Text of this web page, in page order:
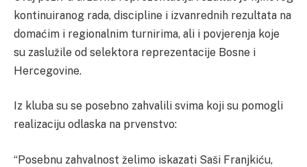
kontinuiranog rada, discipline i izvanrednih rezultata na
domaćim i regionalnim turnirima, ali i povjerenja koje
su zaslužile od selektora reprezentacije Bosne i
Hercegovine.
Iz kluba su se posebno zahvalili svima koji su pomogli
realizaciju odlaska na prvenstvo:
“Posebnu zahvalnost želimo iskazati Saši Franjkiću,